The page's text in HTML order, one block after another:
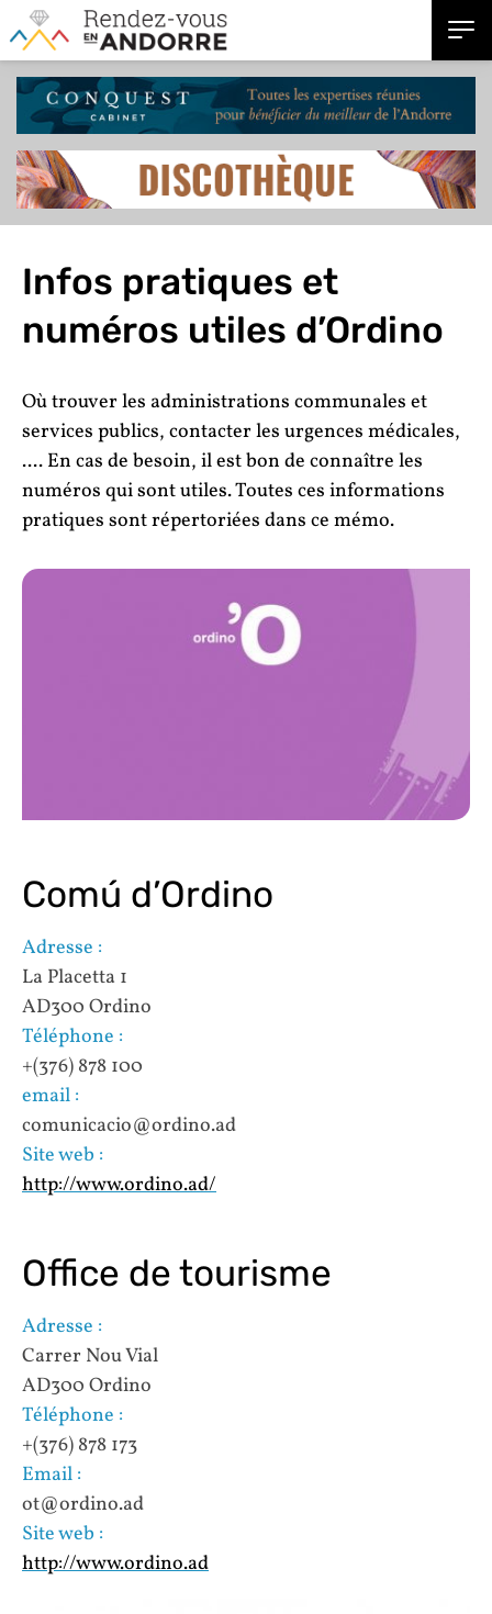
Infos pratiques et
numéros utiles d’Ordino
Où trouver les administrations communales et
services publics, contacter les urgences médicales,
.... En cas de besoin, il est bon de connaître les
numéros qui sont utiles. Toutes ces informations
pratiques sont répertoriées dans ce mémo.
Comú d’Ordino
Adresse :
La Placetta 1
AD300 Ordino
Téléphone :
+(376) 878 100
email :
comunicacio@ordino.ad
Site web :
http://www.ordino.ad/
Office de tourisme
Adresse :
Carrer Nou Vial
AD300 Ordino
Téléphone :
+(376) 878 173
Email :
ot@ordino.ad
Site web :
http://www.ordino.ad